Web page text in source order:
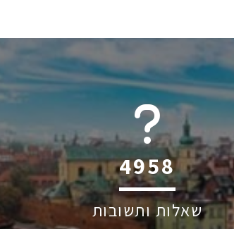
6045
שאלות ותשובות